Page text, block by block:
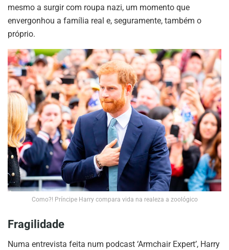
mesmo a surgir com roupa nazi, um momento que
envergonhou a família real e, seguramente, também o
próprio.
Como?! Príncipe Harry compara vida na realeza a zoológico
Fragilidade
Numa entrevista feita num podcast ‘Armchair Expert’, Harry